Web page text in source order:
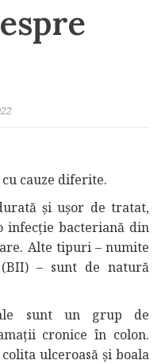
cauze diferite.
și ușor de tratat,
infecție bacteriană din
Alte tipuri – numite
– sunt de natură
sunt un grup de
cronice în colon.
ulceroasă și boala